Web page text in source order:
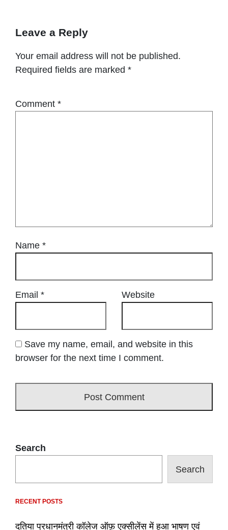
Leave a Reply
Your email address will not be published.
Required fields are marked *
Comment *
Name *
Email * Website
Save my name, email, and website in this
browser for the next time I comment.
Search
Search
RECENT POSTS
दतिया प्रधानमंत्री कॉलेज ऑफ़ एक्सीलेंस में हुआ भाषण एवं